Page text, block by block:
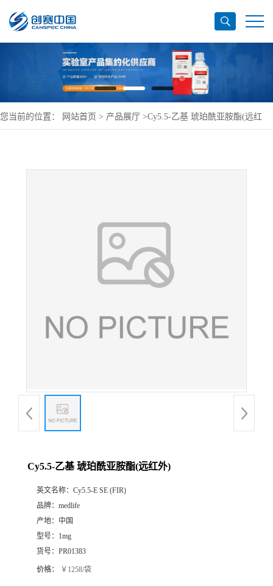
您当前的位置： 网站首页 > 产品展厅 >Cy5.5-乙基 琥珀酰亚胺酯(远红
Cy5.5-乙基 琥珀酰亚胺酯(远红外)
英文名称： Cy5.5-E SE (FIR)
品牌： medlife
产地： 中国
型号： 1mg
货号： PR01383
价格： ￥1258/袋